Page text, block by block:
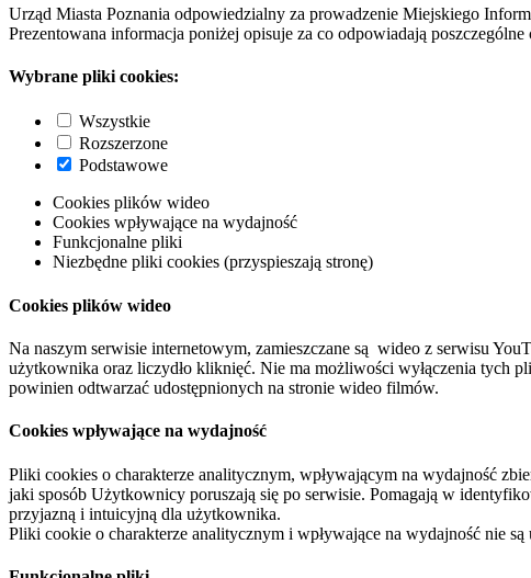
Urząd Miasta Poznania odpowiedzialny za prowadzenie Miejskiego
Prezentowana informacja poniżej opisuje za co odpowiadają
Wybrane pliki cookies:
Wszystkie
Rozszerzone
Podstawowe
Cookies plików wideo
Cookies wpływające na wydajność
Funkcjonalne pliki
Niezbędne pliki cookies (przyspieszają stronę)
Cookies plików wideo
Na naszym serwisie internetowym, zamieszczane są wideo z serwisu
użytkownika oraz liczydło kliknięć. Nie ma możliwości wyłączenia tych
powinien odtwarzać udostępnionych na stronie wideo filmów.
Cookies wpływające na wydajność
Pliki cookies o charakterze analitycznym, wpływającym na wydajność
jaki sposób Użytkownicy poruszają się po serwisie. Pomagają w
przyjazną i intuicyjną dla użytkownika.
Pliki cookie o charakterze analitycznym i wpływające na wydajność nie